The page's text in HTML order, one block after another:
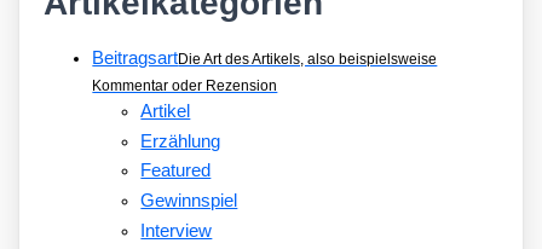
BeitragsartDie Art des Artikels, also beispielsweise
Kommentar oder Rezension
Artikel
Erzählung
Featured
Gewinnspiel
Interview